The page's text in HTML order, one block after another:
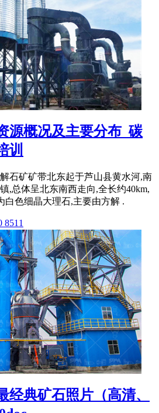
源概况及主要分布_碳
训
石矿矿带北东起于芦山县黄水河,南
,总体呈北东南西走向,全长约40km,
白色细晶大理石,主要由方解 .
8511
经典矿石照片（高清、